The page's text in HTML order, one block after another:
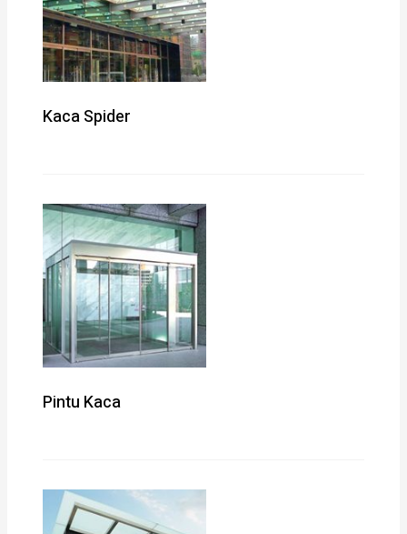
Kaca Spider
Pintu Kaca